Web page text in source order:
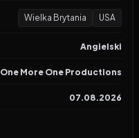
Wielka Brytania USA
Angielski
One More One Productions
07.08.2026